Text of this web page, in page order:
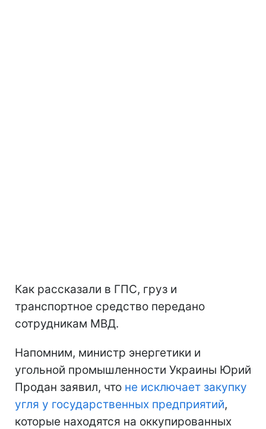
Как рассказали в ГПС, груз и
транспортное средство передано
сотрудникам МВД.
Напомним, министр энергетики и
угольной промышленности Украины Юрий
Продан заявил, что не исключает закупку
угля у государственных предприятий,
которые находятся на оккупированных